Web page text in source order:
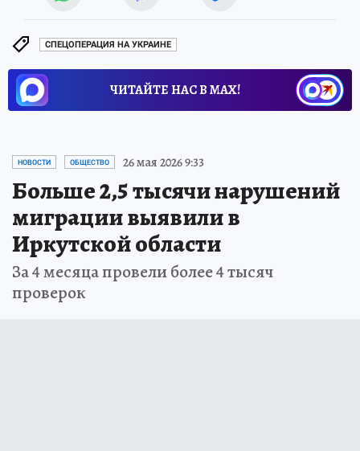
СПЕЦОПЕРАЦИЯ НА УКРАИНЕ
ЧИТАЙТЕ НАС В МАХ!
НОВОСТИ ОБЩЕСТВО 26 мая 2026 9:33
Больше 2,5 тысячи нарушений
миграции выявили в
Иркутской области
За 4 месяца провели более 4 тысяч
проверок